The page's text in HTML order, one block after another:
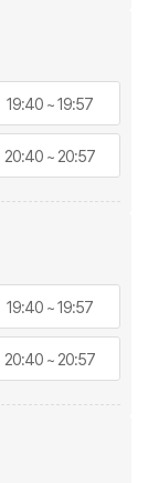
19:40 ~ 19:57
20:40 ~ 20:57
19:40 ~ 19:57
20:40 ~ 20:57